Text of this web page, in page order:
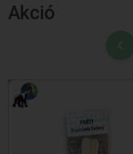
Akció